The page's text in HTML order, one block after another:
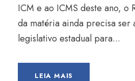
ICM e ao ICMS deste ano, o
da matéria ainda precisa ser
legislativo estadual para...
LEIA MAIS